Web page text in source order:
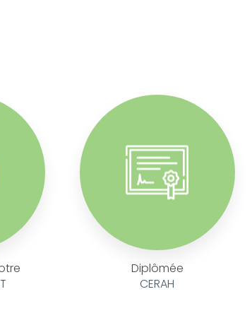
Diplômée
CERAH